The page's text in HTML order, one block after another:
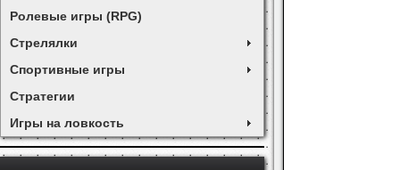
Ролевые игры (RPG)
Стрелялки
Спортивные игры
Стратегии
Игры на ловкость